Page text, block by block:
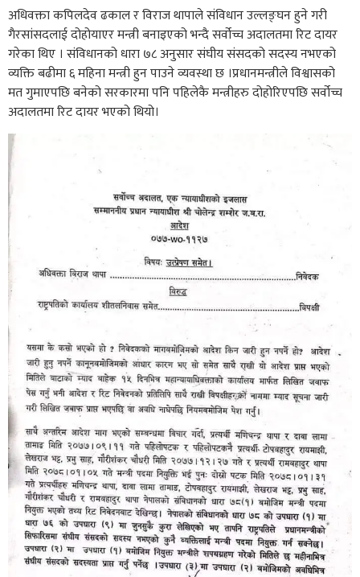
अधिवक्ता कपिलदेव ढकाल र विराज थापाले संविधान उल्लङ्घन हुने गरी
गैरसांसदलाई दोहोयाएर मन्त्री बनाइएको भन्दै सर्वोच्च अदालतमा रिट दायर
गरेका थिए । संविधानको धारा ७८ अनुसार संघीय संसदको सदस्य नभएको
व्यक्ति बढीमा ६ महिना मन्त्री हुन पाउने व्यवस्था छ ।प्रधानमन्त्रीले विश्वासको
मत गुमाएपछि बनेको सरकारमा पनि पहिलेकै मन्त्रीहरु दोहोरिएपछि सर्वोच्च
अदालतमा रिट दायर भएको थियो।